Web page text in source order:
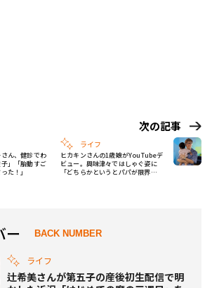
ん、健診でわ
」「胎動すご
た！」
次の記事
ライフ
ヒカキンさんの1歳娘がYouTubeデ
ビュー。興味津々ではしゃぐ姿に
「どちらかというとパパが限界
ー BACK NUMBER
ライフ
辻希美さんが第五子の産後初生配信で明